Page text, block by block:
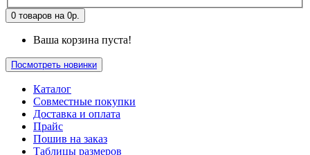
0 товаров на 0р.
Ваша корзина пуста!
Посмотреть новинки
Каталог
Совместные покупки
Доставка и оплата
Прайс
Пошив на заказ
Таблицы размеров